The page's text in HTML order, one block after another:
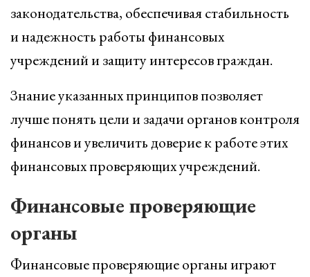
законодательства, обеспечивая стабильность
и надежность работы финансовых
учреждений и защиту интересов граждан.
Знание указанных принципов позволяет
лучше понять цели и задачи органов контроля
финансов и увеличить доверие к работе этих
финансовых проверяющих учреждений.
Финансовые проверяющие
органы
Финансовые проверяющие органы играют